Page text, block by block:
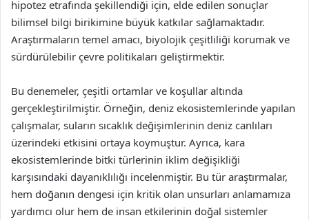
hipotez etrafında şekillendiği için, elde edilen sonuçlar
bilimsel bilgi birikimine büyük katkılar sağlamaktadır.
Araştırmaların temel amacı, biyolojik çeşitliliği korumak ve
sürdürülebilir çevre politikaları geliştirmektir.
Bu denemeler, çeşitli ortamlar ve koşullar altında
gerçekleştirilmiştir. Örneğin, deniz ekosistemlerinde yapılan
çalışmalar, suların sıcaklık değişimlerinin deniz canlıları
üzerindeki etkisini ortaya koymuştur. Ayrıca, kara
ekosistemlerinde bitki türlerinin iklim değişikliği
karşısındaki dayanıklılığı incelenmiştir. Bu tür araştırmalar,
hem doğanın dengesi için kritik olan unsurları anlamamıza
yardımcı olur hem de insan etkilerinin doğal sistemler